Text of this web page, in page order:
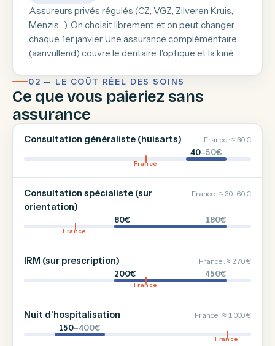
Assureurs privés régulés (CZ, VGZ, Zilveren Kruis,
Menzis…). On choisit librement et on peut changer
chaque 1er janvier. Une assurance complémentaire
(aanvullend) couvre le dentaire, l'optique et la kiné.
02 — LE COÛT RÉEL DES SOINS
Ce que vous paieriez sans
assurance
Consultation généraliste (huisarts) France : ≈ 30 €
40–50€
France
Consultation spécialiste (sur
orientation)
France : ≈ 30-60 €
80€ 180€
France
IRM (sur prescription) France : ≈ 270 €
200€ 450€
France
Nuit d'hospitalisation France : ≈ 1 000 €
150–400€
France